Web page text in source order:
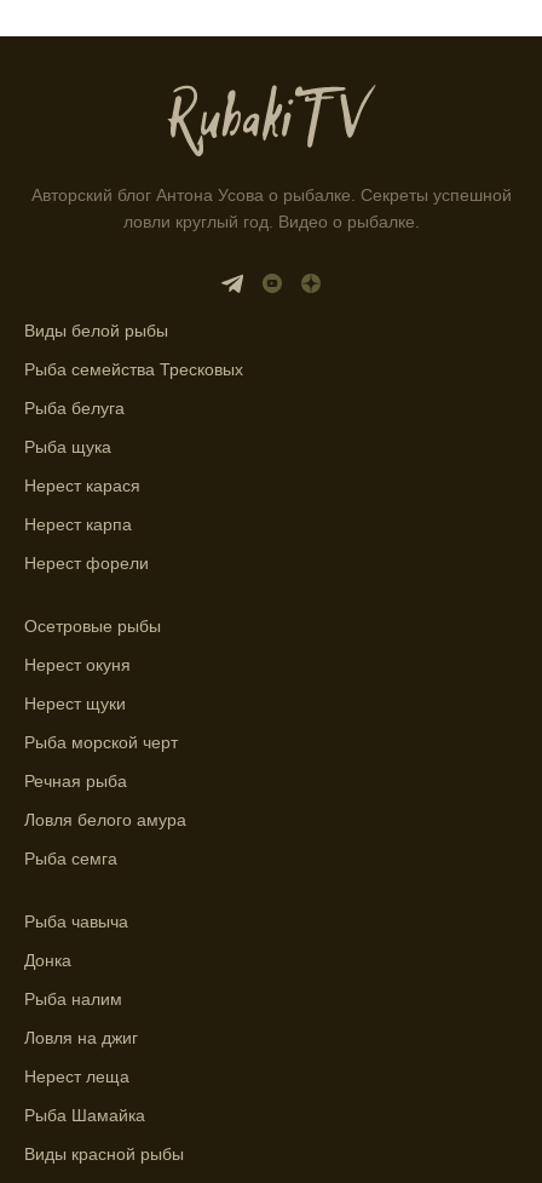
рыбалки и проверяйте прогноз клева.
Находитесь в Московской области? Это
прекрасное место для рыбалки, и прогноз
клева вам в помощь.
Прогноз клева учитывает разные факторы,
условия при выборе дня для рыбалки.
Прогноз клева учитывает фазы луны и
изменения температуры воды для более
Благодаря точному прогнозу, я смог
области.
Мербуш сработал на славу.
Ожидается хороший улов в январе, с
учетом прогноза клева.
Сезонная таблица активности рыбы
помогает планировать рыбалку в разные
Благодаря фазам луны, я всегда могу
Авторский блог Антона Усова о рыбалке. Секреты успешной
ловли круглый год. Видео о рыбалке.
Виды белой рыбы
Рыба семейства Тресковых
Рыба белуга
Рыба щука
Нерест карася
Нерест карпа
Нерест форели
Осетровые рыбы
Нерест окуня
Нерест щуки
Рыба морской черт
Речная рыба
Ловля белого амура
Рыба семга
Рыба чавыча
Донка
Рыба налим
Ловля на джиг
Нерест леща
Рыба Шамайка
Виды красной рыбы